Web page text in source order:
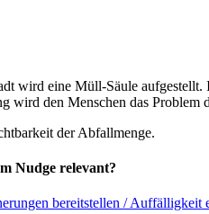
wird eine Müll-Säule
wird den Menschen das
der Abfallmenge.
Nudge relevant?
bereitstellen / Auffälligkeit